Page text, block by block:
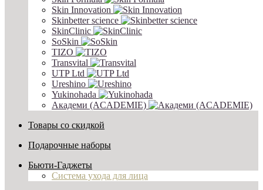
Skin Innovation
Skinbetter science
SkinСlinic
SoSkin
TIZO
Transvital
UTP Ltd
Ureshino
Yukinohada
Академи (ACADEMIE)
Товары со скидкой
Подарочные наборы
Бьюти-Гаджеты
Система ухода для лица